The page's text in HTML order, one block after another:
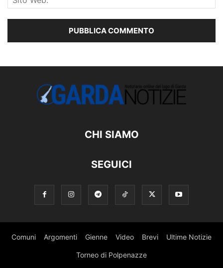
CHI SIAMO
SEGUICI
Comuni Argomenti Gienne Video Brevi Ultime Notizie
Torneo di Polpenazze